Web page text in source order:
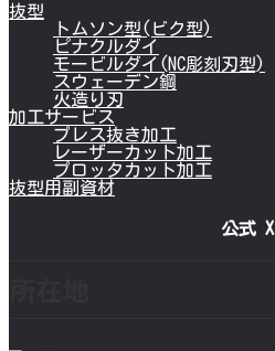
抜型
トムソン型(ビク型)
ピナクルダイ
モービルダイ(NC彫刻刃型)
スウェーデン鋼
火造り刃
加工サービス
プレス抜き加工
レーザーカット加工
プロッタカット加工
抜型用副資材
公式 X